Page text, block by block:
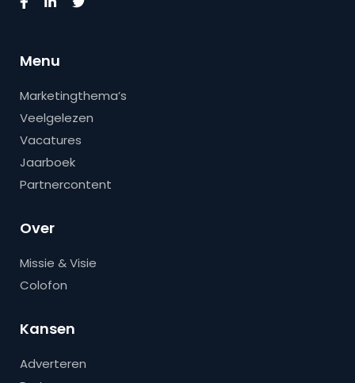
Menu
Marketingthema’s
Veelgelezen
Vacatures
Jaarboek
Partnercontent
Over
Missie & Visie
Colofon
Kansen
Adverteren